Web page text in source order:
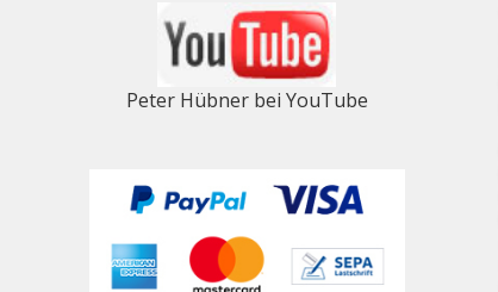
Peter Hübner bei YouTube